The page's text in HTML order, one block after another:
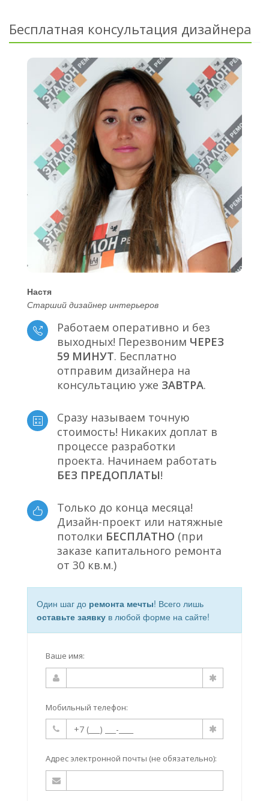
Бесплатная консультация дизайнера
Настя
Старший дизайнер интерьеров
Работаем оперативно и без
выходных! Перезвоним ЧЕРЕЗ
59 МИНУТ. Бесплатно
отправим дизайнера на
консультацию уже ЗАВТРА.
Сразу называем точную
стоимость! Никаких доплат в
процессе разработки
проекта. Начинаем работать
БЕЗ ПРЕДОПЛАТЫ!
Только до конца месяца!
Дизайн-проект или натяжные
потолки БЕСПЛАТНО (при
заказе капитального ремонта
от 30 кв.м.)
Один шаг до ремонта мечты! Всего лишь
оставьте заявку в любой форме на сайте!
Ваше имя:
Мобильный телефон:
Адрес электронной почты (не обязательно):